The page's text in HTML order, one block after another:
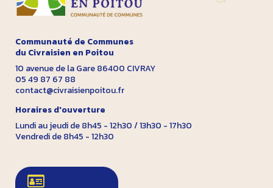
Communauté de Communes
du Civraisien en Poitou
10 avenue de la Gare 86400 CIVRAY
05 49 87 67 88
contact@civraisienpoitou.fr
Horaires d'ouverture
Lundi au jeudi de 8h45 - 12h30 / 13h30 - 17h30
Vendredi de 8h45 - 12h30